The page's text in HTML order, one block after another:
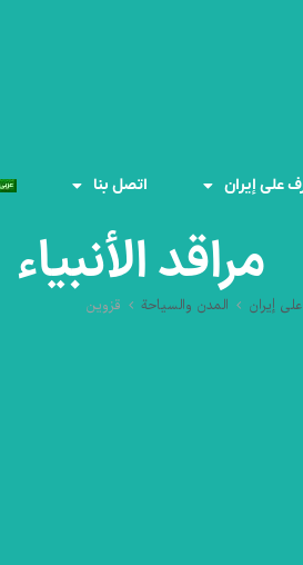
على إيران اتصل بنا
مراقد الأنبیاء
إيران المدن والسياحة قزوین